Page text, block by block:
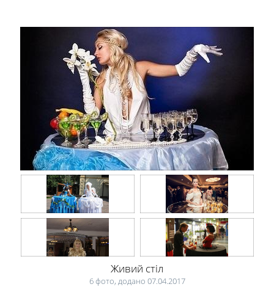
Живий стіл
6 фото, додано 07.04.2017